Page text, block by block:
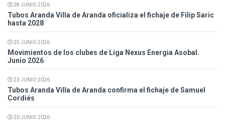
28 JUNIO 2026
Tubos Aranda Villa de Aranda oficializa el fichaje de Filip Saric
hasta 2028
25 JUNIO 2026
Movimientos de los clubes de Liga Nexus Energia Asobal.
Junio 2026
23 JUNIO 2026
Tubos Aranda Villa de Aranda confirma el fichaje de Samuel
Cordiés
20 JUNIO 2026